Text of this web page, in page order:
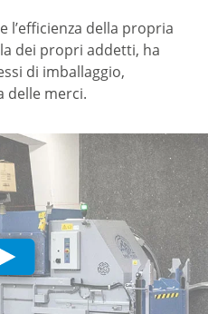
l’efficienza della propria
dei propri addetti, ha
di imballaggio,
delle merci.